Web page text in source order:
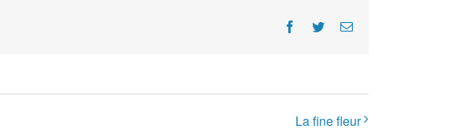
Facebook
TwitterE-
La fine fleur